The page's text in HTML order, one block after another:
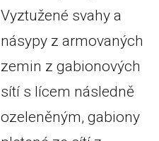
Vyztužené svahy a
násypy z armovaných
zemin z gabionových
sítí s lícem následně
ozeleněným, gabiony